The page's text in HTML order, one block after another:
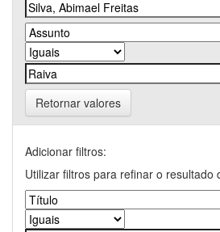
Retornar valores
Adicionar filtros:
Utilizar filtros para refinar o resultado